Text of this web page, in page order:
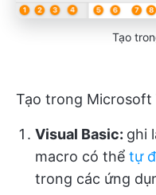
Tạo
Tạo trong Microsoft
Visual Basic: ghi
macro có thể tự
trong các ứng